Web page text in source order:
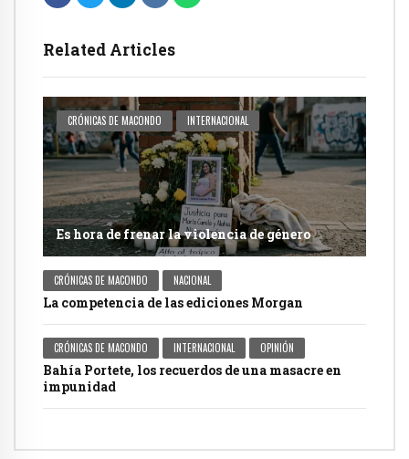
Related Articles
CRÓNICAS DE MACONDO INTERNACIONAL
Es hora de frenar la violencia de género
CRÓNICAS DE MACONDO NACIONAL
La competencia de las ediciones Morgan
CRÓNICAS DE MACONDO INTERNACIONAL OPINIÓN
Bahía Portete, los recuerdos de una masacre en
impunidad